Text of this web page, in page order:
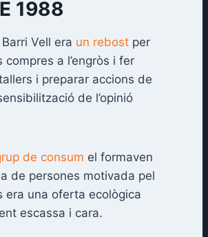
1988
Vell era un rebostper
compres a l’engròs i fer
i preparar accions de
de l’opinió
de consum el formaven
de persones motivada pel
era una oferta ecològica
escassa i cara.